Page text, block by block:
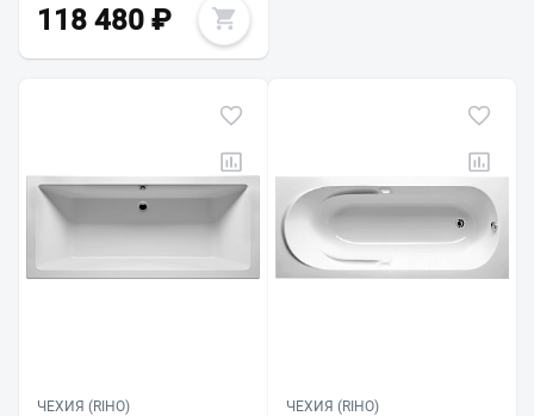
118 480 ₽
ЧЕХИЯ (RIHO) ЧЕХИЯ (RIHO)